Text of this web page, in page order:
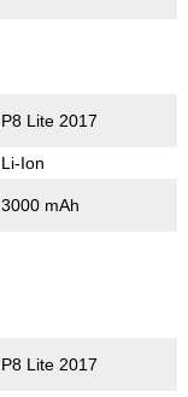
P8 Lite 2017
Li-Ion
3000 mAh
P8 Lite 2017